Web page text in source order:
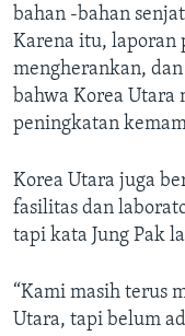
bahan -bahan
Karena itu, laporan
mengherankan,
bahwa Korea Utara
peningkatan
Korea Utara juga
fasilitas dan
tapi kata Jung Pak
“Kami masih terus
Utara, tapi belum